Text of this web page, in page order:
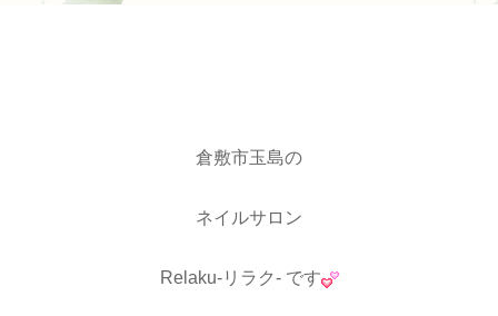
倉敷市玉島の
ネイルサロン
Relaku-リラク- です